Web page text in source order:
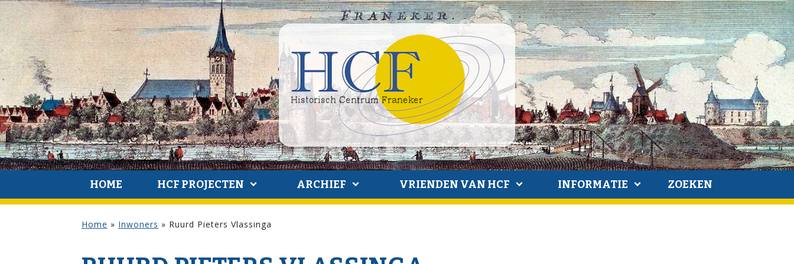
HOME HCF PROJECTEN ARCHIEF VRIENDEN VAN HCF INFORMATIE ZOEKEN
Home » Inwoners » Ruurd Pieters Vlassinga